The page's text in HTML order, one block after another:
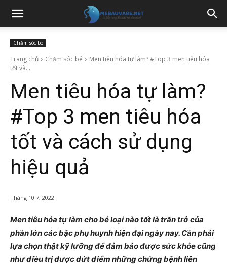
Chăm sóc bé
Trang chủ Chăm sóc bé
Men tiêu hóa tự làm? #Top 3 men tiêu hóa
tốt và...
Men tiêu hóa tự làm?
#Top 3 men tiêu hóa
tốt và cách sử dụng
hiệu quả
Tháng 10 7, 2022
Men tiêu hóa tự làm cho bé loại nào tốt là trăn trở của
phần lớn các bậc phụ huynh hiện đại ngày nay. Cần phải
lựa chọn thật kỹ lưỡng để đảm bảo được sức khỏe cũng
như điều trị được dứt điểm những chứng bệnh liên